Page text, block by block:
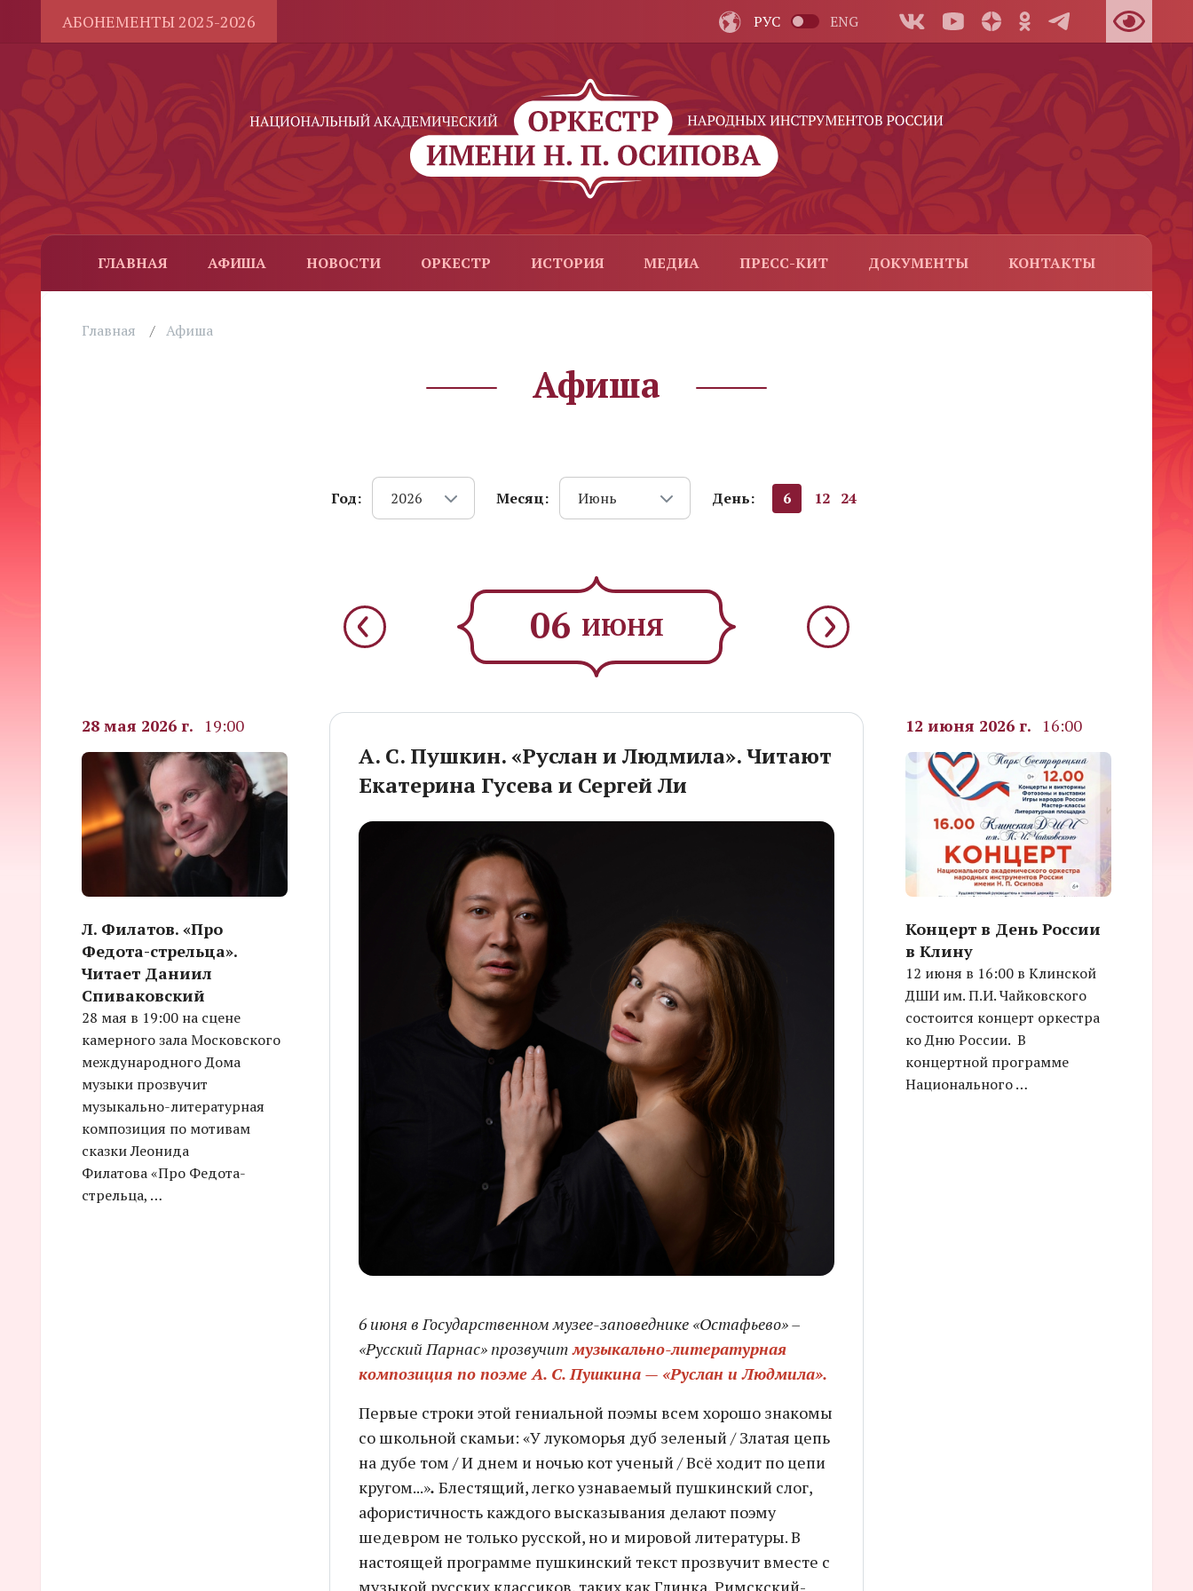
АБОНЕМЕНТЫ 2025-2026 РУС ENG
ГЛАВНАЯ АФИША НОВОСТИ ОРКЕСТР ИСТОРИЯ МЕДИА ПРЕСС-КИТ ДОКУМЕНТЫ КОНТАКТЫ
Главная Афиша
Афиша
Год: 2026 Месяц: Июнь День: 6 12 24
06 ИЮНЯ
28 мая 2026 г. 19:00
Л. Филатов. «Про
Федота-стрельца».
Читает Даниил
Спиваковский
28 мая в 19:00 на сцене
камерного зала Московского
международного Дома
музыки прозвучит
музыкально-литературная
композиция по мотивам
сказки Леонида
Филатова «Про Федота-
стрельца, …
А. С. Пушкин. «Руслан и Людмила». Читают
Екатерина Гусева и Сергей Ли
6 июня в Государственном музее-заповеднике «Остафьево» –
«Русский Парнас» прозвучит музыкально-литературная
композиция по поэме А. С. Пушкина — «Руслан и Людмила».
Первые строки этой гениальной поэмы всем хорошо знакомы
со школьной скамьи: «У лукоморья дуб зеленый / Златая цепь
на дубе том / И днем и ночью кот ученый / Всё ходит по цепи
кругом...». Блестящий, легко узнаваемый пушкинский слог,
афористичность каждого высказывания делают поэму
шедевром не только русской, но и мировой литературы. В
настоящей программе пушкинский текст прозвучит вместе с
музыкой русских классиков, таких как Глинка, Римскский-
12 июня 2026 г. 16:00
Концерт в День России
в Клину
12 июня в 16:00 в Клинской
ДШИ им. П.И. Чайковского
состоится концерт оркестра
ко Дню России. В
концертной программе
Национального …